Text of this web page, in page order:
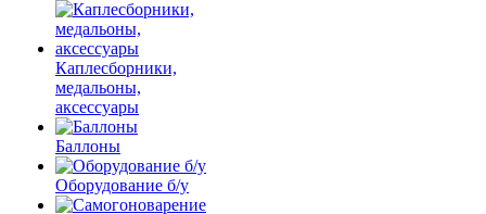
Каплесборники,
медальоны,
аксессуары
Баллоны
Оборудование б/у